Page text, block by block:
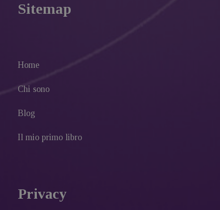
Sitemap
Home
Chi sono
Blog
Il mio primo libro
Privacy